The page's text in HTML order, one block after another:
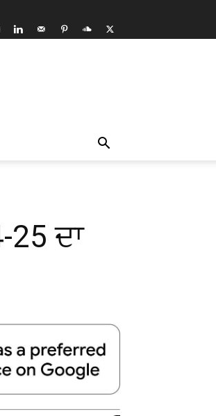
25 ਦਾ
Copy URL